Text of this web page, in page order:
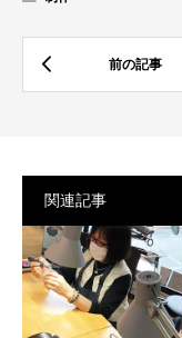
関連記事